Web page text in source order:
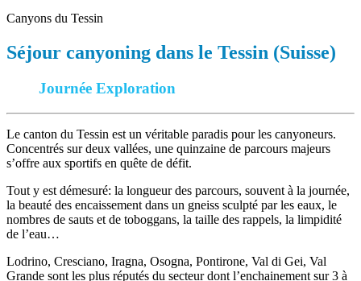
Canyons du Tessin
Séjour canyoning dans le Tessin (Suisse)
Journée Exploration
Le canton du Tessin est un véritable paradis pour les canyoneurs.
Concentrés sur deux vallées, une quinzaine de parcours majeurs
s’offre aux sportifs en quête de défit.
Tout y est démesuré: la longueur des parcours, souvent à la journée,
la beauté des encaissement dans un gneiss sculpté par les eaux, le
nombres de sauts et de toboggans, la taille des rappels, la limpidité
de l’eau…
Lodrino, Cresciano, Iragna, Osogna, Pontirone, Val di Gei, Val
Grande sont les plus réputés du secteur dont l’enchainement sur 3 à